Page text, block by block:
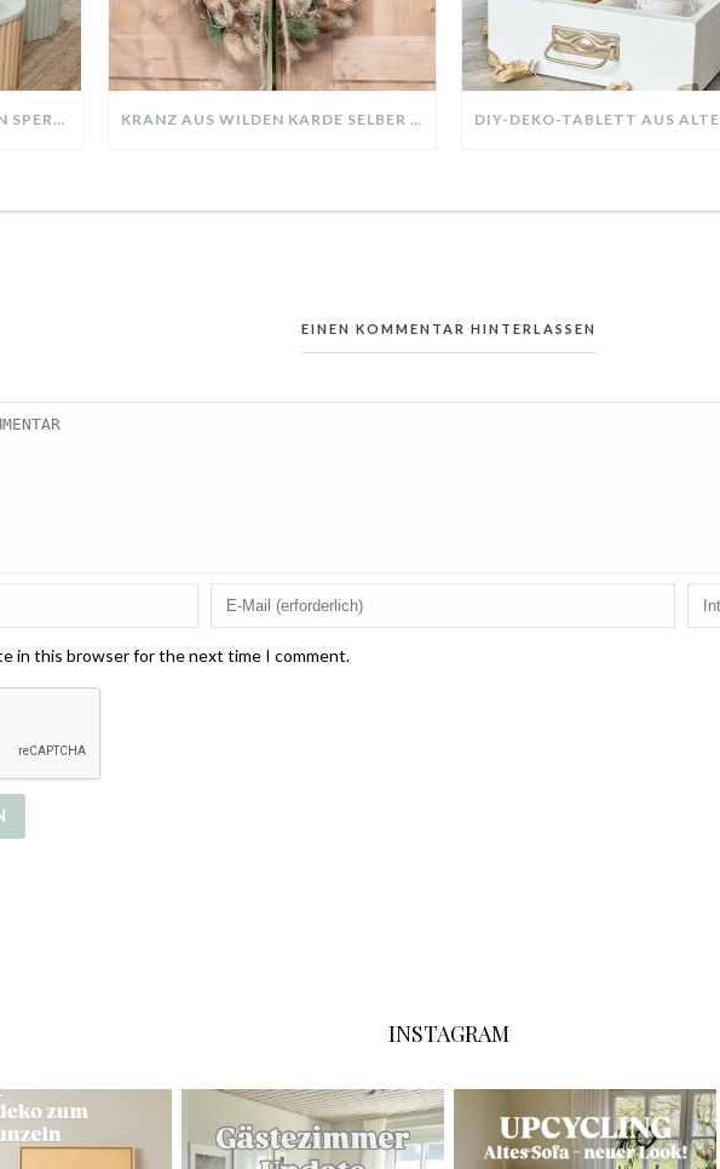
DIY UPCYLING IDEE: WIE MAN SPERRMÜLL IN EIN DESIGNER TEIL VERWANDELT KRANZ AUS WILDEN KARDE SELBER MACHEN: HERBSTDEKO GANZ EINFACH
EINEN KOMMENTAR HINTERLASSEN
in this browser for the next time I comment.
INSTAGRAM